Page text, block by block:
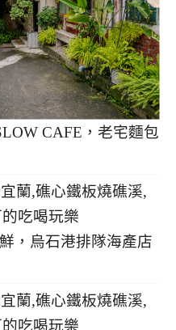
CAFE，老宅麵包
，烏石港排隊海產店